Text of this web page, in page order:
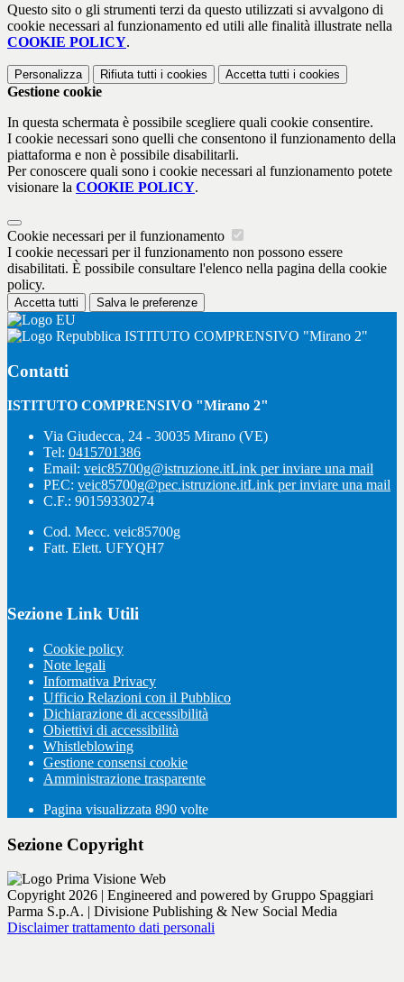
Questo sito o gli strumenti terzi da questo utilizzati si avvalgono di
cookie necessari al funzionamento ed utili alle finalità illustrate nella
COOKIE POLICY.
Personalizza Rifiuta tutti i cookies Accetta tutti i cookies
Gestione cookie
In questa schermata è possibile scegliere quali cookie consentire.
I cookie necessari sono quelli che consentono il funzionamento della
piattaforma e non è possibile disabilitarli.
Per conoscere quali sono i cookie necessari al funzionamento potete
visionare la COOKIE POLICY.
Cookie necessari per il funzionamento
I cookie necessari per il funzionamento non possono essere
disabilitati. È possibile consultare l'elenco nella pagina della cookie
policy.
Accetta tutti Salva le preferenze
ISTITUTO COMPRENSIVO "Mirano 2"
Contatti
ISTITUTO COMPRENSIVO "Mirano 2"
Via Giudecca, 24 - 30035 Mirano (VE)
Tel: 0415701386
Email: veic85700g@istruzione.itLink per inviare una mail
PEC: veic85700g@pec.istruzione.itLink per inviare una mail
C.F.: 90159330274
Cod. Mecc. veic85700g
Fatt. Elett. UFYQH7
Sezione Link Utili
Cookie policy
Note legali
Informativa Privacy
Ufficio Relazioni con il Pubblico
Dichiarazione di accessibilità
Obiettivi di accessibilità
Whistleblowing
Gestione consensi cookie
Amministrazione trasparente
Pagina visualizzata 890 volte
Sezione Copyright
Copyright 2026 | Engineered and powered by Gruppo Spaggiari
Parma S.p.A. | Divisione Publishing & New Social Media
Disclaimer trattamento dati personali